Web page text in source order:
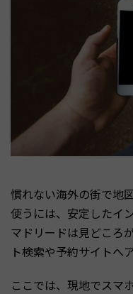
慣れない海外の街で地
使うには、安定したイ
マドリードは見どころ
ト検索や予約サイトへ
ここでは、現地でスマ